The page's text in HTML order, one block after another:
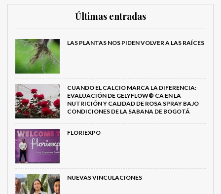
Últimas entradas
LAS PLANTAS NOS PIDEN VOLVER A LAS RAÍCES
CUANDO EL CALCIO MARCA LA DIFERENCIA:
EVALUACIÓN DE GELYFLOW® CA EN LA
NUTRICIÓN Y CALIDAD DE ROSA SPRAY BAJO
CONDICIONES DE LA SABANA DE BOGOTÁ
FLORIEXPO
NUEVAS VINCULACIONES